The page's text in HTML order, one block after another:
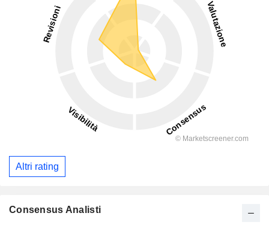
Altri rating
Consensus Analisti